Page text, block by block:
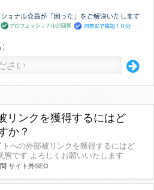
:
リンクを獲得するにはど
か？
への外部被リンクを獲得するにはど
態です よろしくお願いいたします
サイト外SEO